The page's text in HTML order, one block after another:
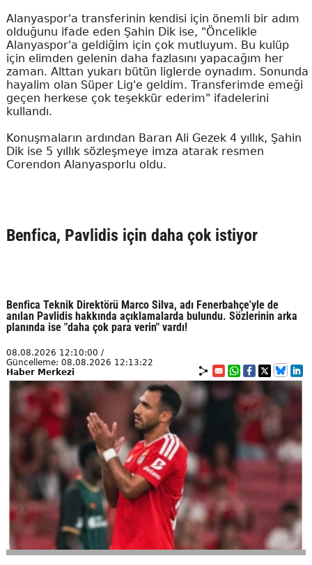
Alanyaspor'a transferinin kendisi için önemli bir adım
olduğunu ifade eden Şahin Dik ise, "Öncelikle
Alanyaspor'a geldiğim için çok mutluyum. Bu kulüp
için elimden gelenin daha fazlasını yapacağım her
zaman. Alttan yukarı bütün liglerde oynadım. Sonunda
hayalim olan Süper Lig'e geldim. Transferimde emeği
geçen herkese çok teşekkür ederim" ifadelerini
kullandı.
Konuşmaların ardından Baran Ali Gezek 4 yıllık, Şahin
Dik ise 5 yıllık sözleşmeye imza atarak resmen
Corendon Alanyasporlu oldu.
Benfica, Pavlidis için daha çok istiyor
Benfica Teknik Direktörü Marco Silva, adı Fenerbahçe'yle de
anılan Pavlidis hakkında açıklamalarda bulundu. Sözlerinin arka
planında ise "daha çok para verin" vardı!
08.08.2026 12:10:00 /
Güncelleme: 08.08.2026 12:13:22
Haber Merkezi